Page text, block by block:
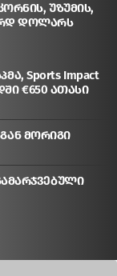
უზუმის,
დოლარს
Sports Impact
€650 ათასი
მორიგი